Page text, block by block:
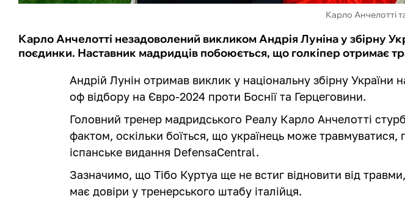
Карло Анчелотті
Карло Анчелотті незадоволений викликом Андрія Луніна у збірну
поєдинки. Наставник мадридців побоюється, що голкіпер отримає
Андрій Лунін отримав виклик у національну збірну України
оф відбору на Євро-2024 проти Боснії та Герцеговини.
Головний тренер мадридського Реалу Карло Анчелотті
фактом, оскільки боїться, що українець може травмуватися,
іспанське видання DefensaCentral.
Зазначимо, що Тібо Куртуа ще не встиг відновити від
має довіри у тренерського штабу італійця.